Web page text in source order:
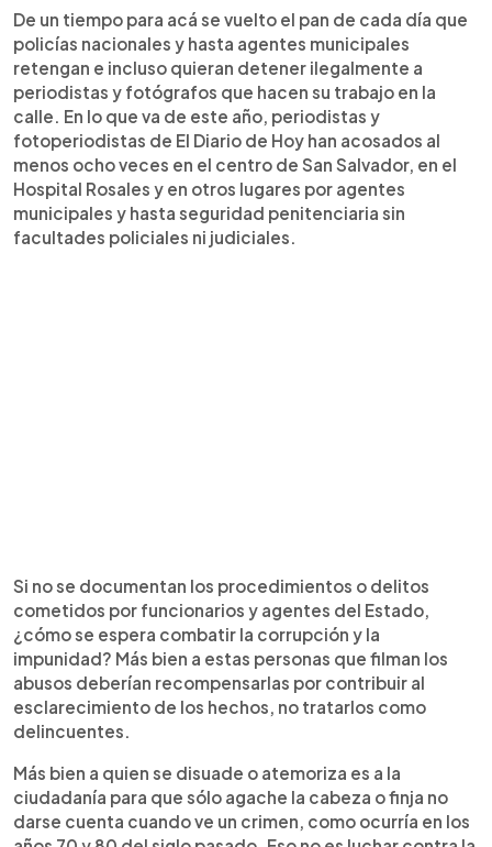
De un tiempo para acá se vuelto el pan de cada día que
policías nacionales y hasta agentes municipales
retengan e incluso quieran detener ilegalmente a
periodistas y fotógrafos que hacen su trabajo en la
calle. En lo que va de este año, periodistas y
fotoperiodistas de El Diario de Hoy han acosados al
menos ocho veces en el centro de San Salvador, en el
Hospital Rosales y en otros lugares por agentes
municipales y hasta seguridad penitenciaria sin
facultades policiales ni judiciales.
Si no se documentan los procedimientos o delitos
cometidos por funcionarios y agentes del Estado,
¿cómo se espera combatir la corrupción y la
impunidad? Más bien a estas personas que filman los
abusos deberían recompensarlas por contribuir al
esclarecimiento de los hechos, no tratarlos como
delincuentes.
Más bien a quien se disuade o atemoriza es a la
ciudadanía para que sólo agache la cabeza o finja no
darse cuenta cuando ve un crimen, como ocurría en los